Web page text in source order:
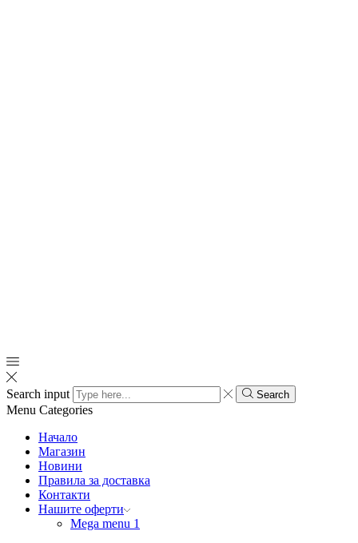
Search input Search
Menu Categories
Начало
Магазин
Новини
Правила за доставка
Контакти
Нашите оферти
Mega menu 1